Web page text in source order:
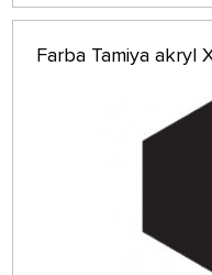
Farba Tamiya akryl